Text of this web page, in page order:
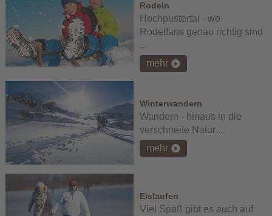
Rodeln
Hochpustertal - wo
Rodelfans genau richtig sind
...
mehr
Winterwandern
Wandern - hinaus in die
verschneite Natur ...
mehr
Eislaufen
Viel Spaß gibt es auch auf